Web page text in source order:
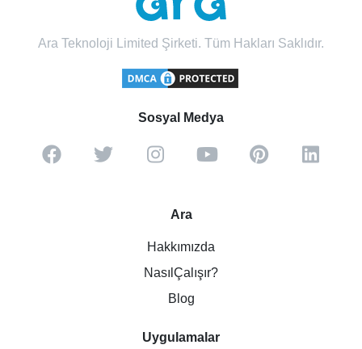
Ara Teknoloji Limited Şirketi. Tüm Hakları Saklıdır.
Sosyal Medya
Ara
Hakkımızda
NasılÇalışır?
Blog
Uygulamalar